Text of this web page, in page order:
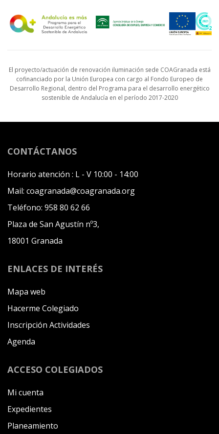
El proyecto/actuación de renovación iluminación sede COAGranada está
cofinanciado por la Unión Europea con cargo al Fondo Europeo de
Desarrollo Regional, dentro del Programa para el desarrollo energético
sostenible de Andalucía en el período 2017-2020
CONTÁCTANOS
Horario atención : L - V 10:00 - 14:00
Mail: coagranada@coagranada.org
Teléfono: 958 80 62 66
Plaza de San Agustín nº3,
18001 Granada
ENLACES DE INTERÉS
Mapa web
Hacerme Colegiado
Inscripción Actividades
Agenda
ACCESO COLEGIADOS
Mi cuenta
Expedientes
Planeamiento